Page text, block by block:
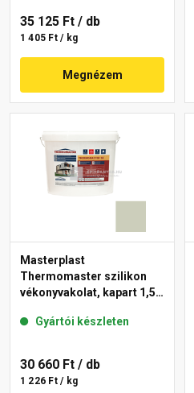
35 125 Ft / db
1 405 Ft / kg
Megnézem
Masterplast
Thermomaster szilikon
vékonyvakolat, kapart 1,5
Gyártói készleten
30 660 Ft / db
1 226 Ft / kg